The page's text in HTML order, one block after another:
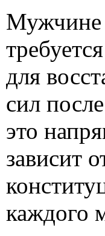
Мужчине
для
сил
это
зависит
каждого